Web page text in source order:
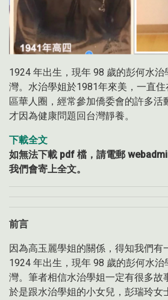
1924 年出生，現年 98 歲的彭何水
灣。水治學姐於1981年來美，一直
區華人圈，經常參加僑委會的許多活
才因為健康問題回台灣靜養。
下載全文
如無法下載 pdf 檔，請電郵
我們會寄上全文。
前言
因為高玉麗學姐的關係，得知我們有
1924 年出生，現年 98 歲的彭何水
灣。筆者相信水治學姐一定有很多故
於是跟水治學姐的小女兒，彭瑞玲女